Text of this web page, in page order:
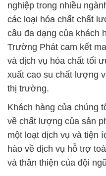
nghiệp trong nhiều
các loại hóa chất chất
cầu đa dạng của khách
Trường Phát cam kết
và dịch vụ hóa chất tối
xuất cao su chất lượng
thị trường.
Khách hàng của chúng
về chất lượng của sản
một loạt dịch vụ và tiện
hào về dịch vụ hỗ trợ
và thân thiện của đội